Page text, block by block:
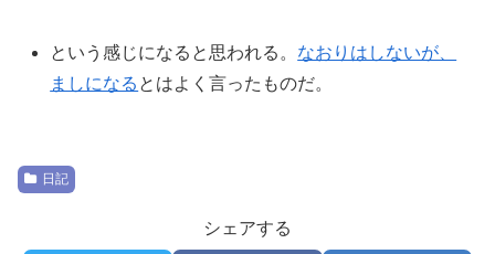
という感じになると思われる。 なおりはしないが、
ましになる とはよく言ったものだ。
日記
シェアする